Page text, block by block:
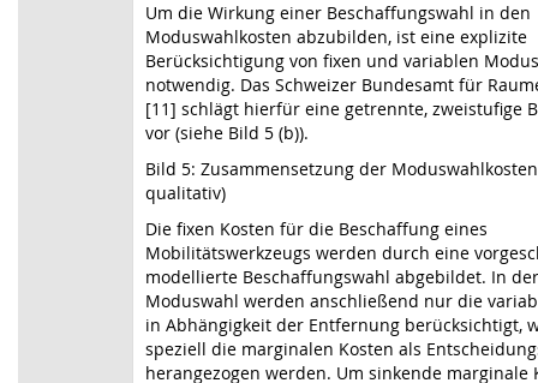
Um die Wirkung einer Beschaffungswahl in den
Moduswahlkosten abzubilden, ist eine explizite
Berücksichtigung von fixen und variablen
notwendig. Das Schweizer Bundesamt für
[11] schlägt hierfür eine getrennte, zweistufige
vor (siehe Bild 5 (b)).
Bild 5: Zusammensetzung der
qualitativ)
Die fixen Kosten für die Beschaffung eines
Mobilitätswerkzeugs werden durch eine
modellierte Beschaffungswahl abgebildet. In der
Moduswahl werden anschließend nur die
in Abhängigkeit der Entfernung berücksichtigt,
speziell die marginalen Kosten als
herangezogen werden. Um sinkende marginale